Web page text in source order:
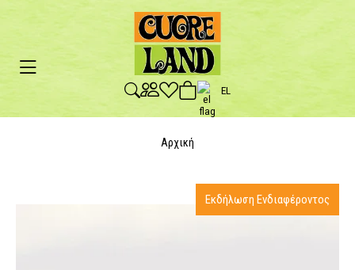
EL
Αρχική
Εκδήλωση Ενδιαφέροντος